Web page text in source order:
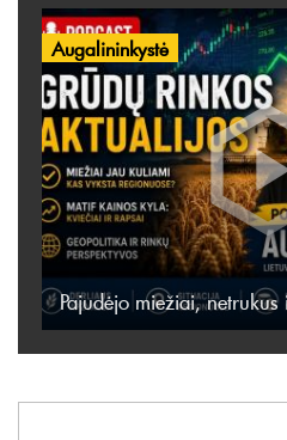
Augalininkystė
Pajudėjo miežiai,